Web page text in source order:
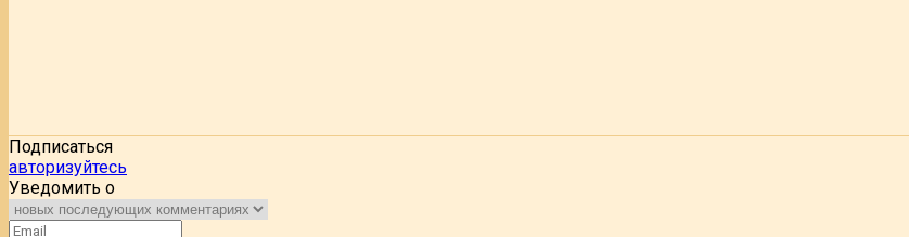
Подписаться
авторизуйтесь
Уведомить о